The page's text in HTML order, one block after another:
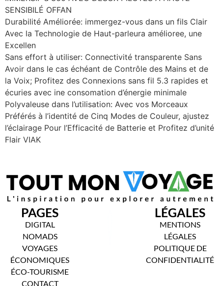
SENSIBILÉ OFFAN
Durabilité Améliorée: immergez-vous dans un fils Clair
Avec la Technologie de Haut-parleura amélioree, une
Excellen
Sans effort à utiliser: Connectivité transparente Sans
Avoir dans le cas échéant de Contrôle des Mains et de
la Voix; Profitez des Connexions sans fil 5.3 rapides et
écuries avec ine consomation d’énergie minimale
Polyvaleuse dans l’utilisation: Avec vos Morceaux
Préférés à l’identité de Cinq Modes de Couleur, ajustez
l’éclairage Pour l’Efficacité de Batterie et Profitez d’unité
Flair VIAK
PAGES
DIGITAL
NOMADS
VOYAGES
ÉCONOMIQUES
ÉCO-TOURISME
CONTACT
LÉGALES
MENTIONS
LÉGALES
POLITIQUE DE
CONFIDENTIALITÉ